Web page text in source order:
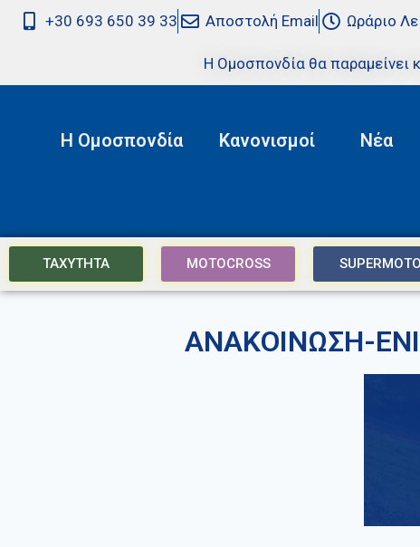
+30 693 650 39 33 Αποστολή Email Ωράριο
Η Ομοσπονδία θα παραμείνει
Η Ομοσπονδία Κανονισμοί Νέα
ΤΑΧΥΤΗΤΑ MOTOCROSS SUPERMOTO
ΑΝΑΚΟΙΝΩΣΗ-